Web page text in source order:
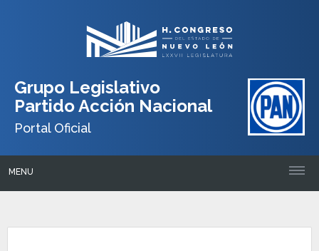
Grupo Legislativo
Partido Acción Nacional
Portal Oficial
MENU